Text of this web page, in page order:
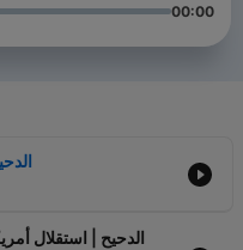
00:00
الدحيح | استقلال